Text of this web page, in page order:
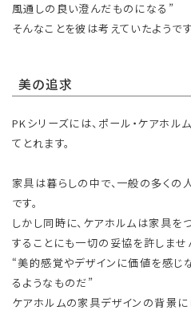
風通しの良い澄んだものになる”
そんなことを彼は考えていたようです
美の追求
PKシリーズには、ポール・ケアホ
てとれます。
家具は暮らしの中で、一般の多く
です。
しかし同時に、ケアホルムは家具を
することにも一切の妥協を許しませ
“美的感覚やデザインに価値を感じ
るようなものだ”
ケアホルムの家具デザインの背景